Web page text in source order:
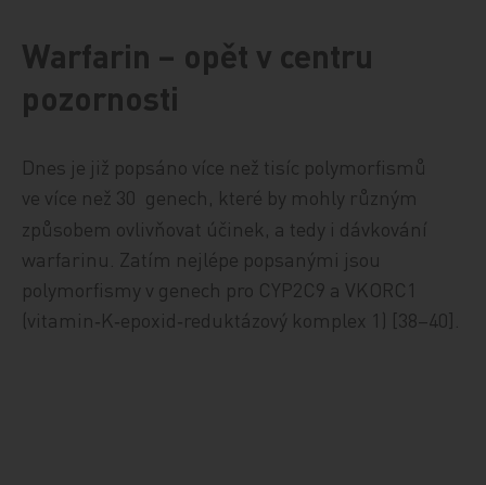
Warfarin – opět v centru
pozornosti
Dnes je již popsáno více než tisíc polymorfismů
ve více než 30 genech, které by mohly různým
způsobem ovlivňovat účinek, a tedy i dávkování
warfarinu. Zatím nejlépe popsanými jsou
polymorfismy v genech pro CYP2C9 a VKORC1
(vitamin‑K‑epoxid‑reduktázový komplex 1) [38–40].